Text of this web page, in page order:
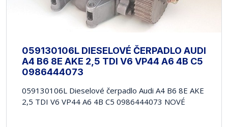
059130106L DIESELOVÉ ČERPADLO AUDI
A4 B6 8E AKE 2,5 TDI V6 VP44 A6 4B C5
0986444073
059130106L Dieselové čerpadlo Audi A4 B6 8E AKE
2,5 TDI V6 VP44 A6 4B C5 0986444073 NOVÉ